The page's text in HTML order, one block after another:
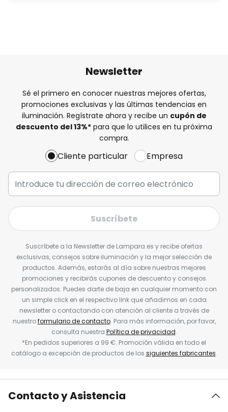
Newsletter
Sé el primero en conocer nuestras mejores ofertas,
promociones exclusivas y las últimas tendencias en
iluminación. Regístrate ahora y recibe un cupón de
descuento del13%* para que lo utilices en tu próxima
compra.
Cliente particular Empresa
Suscríbete
Suscríbete a la Newsletter de Lampara.es y recibe ofertas
exclusivas, consejos sobre iluminación y la mejor selección de
productos. Además, estarás al día sobre nuestras mejores
promociones y recibirás cupones de descuento y consejos
personalizados. Puedes darte de baja en cualquier momento con
un simple click en el respectivo link que añadimos en cada
newsletter o contactando con atención al cliente a través de
nuestroformulario de contacto. Para más información, por favor,
consulta nuestra Política de privacidad.
*En pedidos superiores a 99 €. Promoción válida en todo el
catálogo a excepción de productos de los siguientes fabricantes.
Contacto y Asistencia